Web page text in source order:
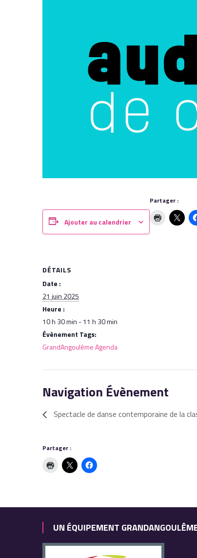
Ajouter au calendrier
DÉTAILS
Date :
21 juin 2025
Heure :
10 h 30 min - 11 h 30 min
Évènement Tags:
GrandAngoulême Agenda
Partager :
Navigation Évènement
Spectacle de danse contemporaine de la
Partager :
UN ÉQUIPEMENT